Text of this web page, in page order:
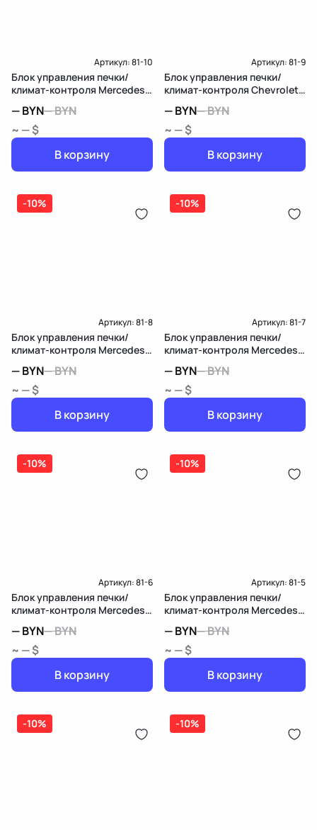
Артикул:81-10
Блок управления печки/
климат-контроля Mercedes-
—BYN—BYN
~ — $
В корзину
Артикул:81-9
Блок управления печки/
климат-контроля Chevrolet
—BYN—BYN
~ — $
В корзину
-10%
Артикул:81-8
Блок управления печки/
климат-контроля Mercedes-
—BYN—BYN
~ — $
В корзину
-10%
Артикул:81-7
Блок управления печки/
климат-контроля Mercedes-
—BYN—BYN
~ — $
В корзину
-10%
Артикул:81-6
Блок управления печки/
климат-контроля Mercedes-
—BYN—BYN
~ — $
В корзину
-10%
Артикул:81-5
Блок управления печки/
климат-контроля Mercedes-
—BYN—BYN
~ — $
В корзину
-10% -10%